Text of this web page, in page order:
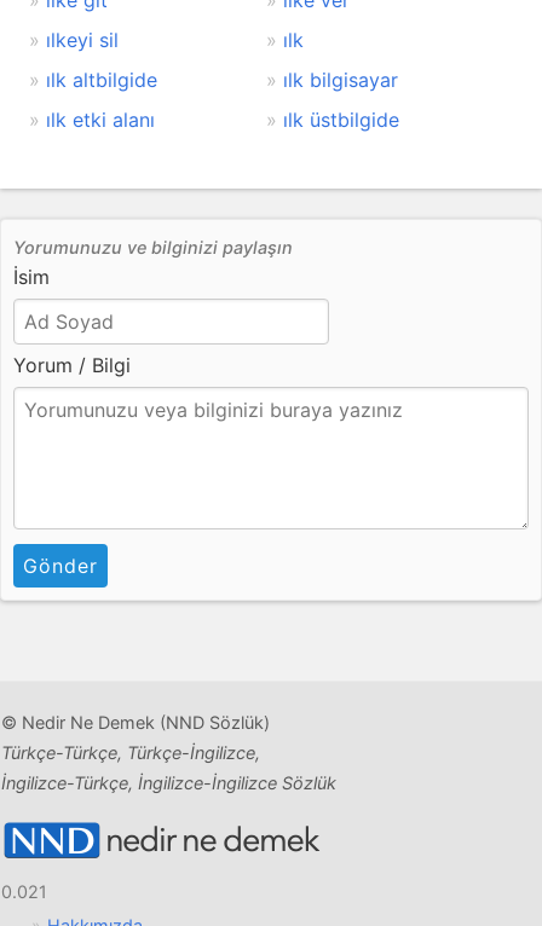
ılkeyi sil
ılk
ılk altbilgide
ılk bilgisayar
ılk etki alanı
ılk üstbilgide
Yorumunuzu ve bilginizi paylaşın
İsim
Yorum / Bilgi
Gönder
© Nedir Ne Demek (NND Sözlük)
Türkçe-Türkçe, Türkçe-İngilizce,
İngilizce-Türkçe, İngilizce-İngilizce Sözlük
0.021